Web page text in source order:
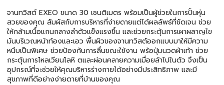
จานทวิสต์ EXEO ขนาด 30 เซนติเมตร พร้อมเป็นผู้ช่วยในการปั้นหุ่น
สวยของคุณ สัมผัสกับการบริหารที่ง่ายดายแต่ได้ผลลัพธ์ที่ชัดเจน ช่วย
ให้กล้ามเนื้อแกนกลางลำตัวแข็งแรงขึ้น และช่วยกระตุ้นการเผาผลาญไข
มันบริเวณหน้าท้องและเอว พื้นผิวของจานทวิสต์ออกแบบมาให้มีความ
หนึบเป็นพิเศษ ช่วยป้องกันการลื่นขณะใช้งาน พร้อปุ่มนวดฝ่าเท้า ช่วย
กระตุ้นการไหลเวียนโลหิ ตและผ่อนคลายความเมื่อยล้าไปในตัว จึงเป็น
อุปกรณ์ที่จะช่วยให้คุณบริหารร่างกายได้อย่างมีประสิทธิภาพ และมี
สุขภาพที่ดีอย่างง่ายดายที่บ้านของคุณ